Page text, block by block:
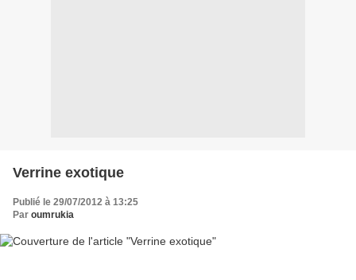
Verrine exotique
Publié le 29/07/2012 à 13:25
Par oumrukia